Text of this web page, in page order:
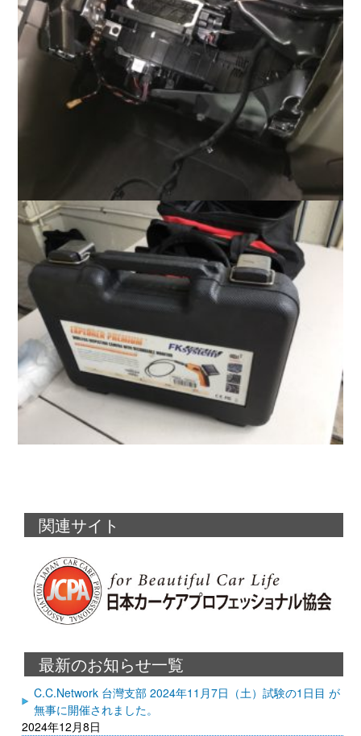
関連サイト
最新のお知らせ一覧
C.C.Network 台灣支部 2024年11月7日（土）試験の1日目 が
無事に開催されました。
2024年12月8日